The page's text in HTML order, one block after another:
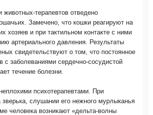
терапевтов отведено
Замечено, что кошки реагируют на
хозяев и при тактильном контакте с ними
артериального давления. Результаты
свидетельствуют о том, что постоянное
с заболеваниями сердечно-сосудистой
течение болезни.
психотерапевтами. При
зверька, слушании его нежного мурлыканья
человека возникают «дельта-волны